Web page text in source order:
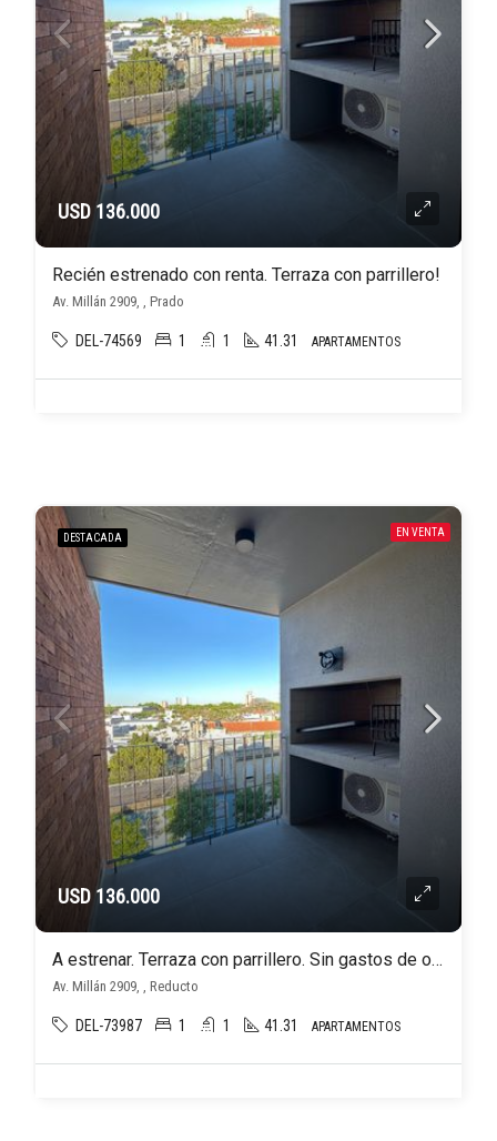
USD 136.000
Recién estrenado con renta. Terraza con parrillero!
Av. Millán 2909, , Prado
DEL-74569 1 1 41.31 APARTAMENTOS
DESTACADA EN VENTA
USD 136.000
A estrenar. Terraza con parrillero. Sin gastos de ocupación!
Av. Millán 2909, , Reducto
DEL-73987 1 1 41.31 APARTAMENTOS